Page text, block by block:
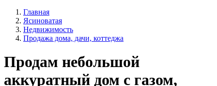
Главная
Ясиноватая
Недвижимость
Продажа дома, дачи, коттеджа
Продам небольшой
аккуратный дом с газом,